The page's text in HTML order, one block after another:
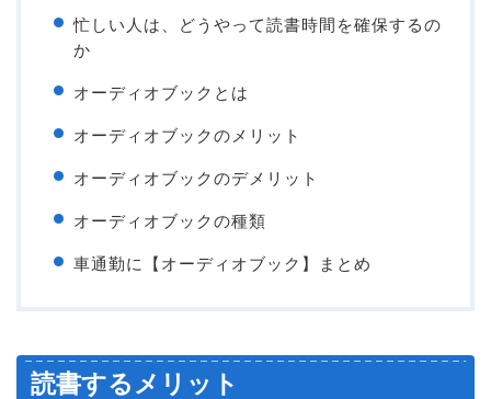
忙しい人は、どうやって読書時間を確保するの
か
オーディオブックとは
オーディオブックのメリット
オーディオブックのデメリット
オーディオブックの種類
車通勤に【オーディオブック】まとめ
読書するメリット